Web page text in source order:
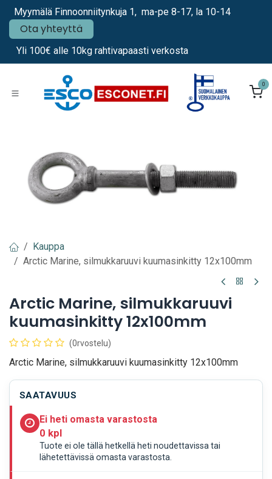
Siirry sisältöön
Myymälä Finnoonniitynkuja 1, ma-pe 8-17, la 10-14
Ota yhteyttä
Yli 100€ alle 10kg rahtivapaasti verkosta
0
Kauppa
Arctic Marine, silmukkaruuvi kuumasinkitty 12x100mm
Arctic Marine, silmukkaruuvi
kuumasinkitty 12x100mm
(0rvostelu)
Arctic Marine, silmukkaruuvi kuumasinkitty 12x100mm
SAATAVUUS
Ei heti omasta varastosta
0 kpl
Tuote ei ole tällä hetkellä heti noudettavissa tai
lähetettävissä omasta varastosta.